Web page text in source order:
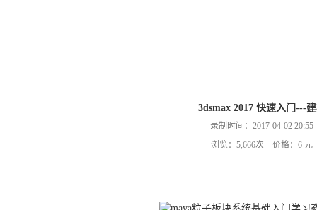
3dsmax 2017 快速入门---
录制时间：2017-04-02 20:55
浏览：5,666次 价格：6 元